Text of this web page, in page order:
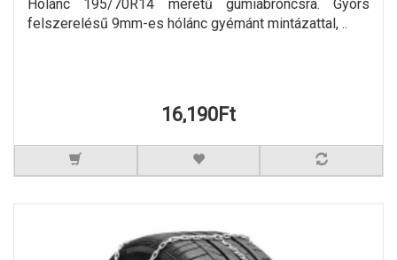
Hólánc 195/70R14 méretű gumiabroncsra. Gyors
felszerelésű 9mm-es hólánc gyémánt mintázattal, ..
16,190Ft